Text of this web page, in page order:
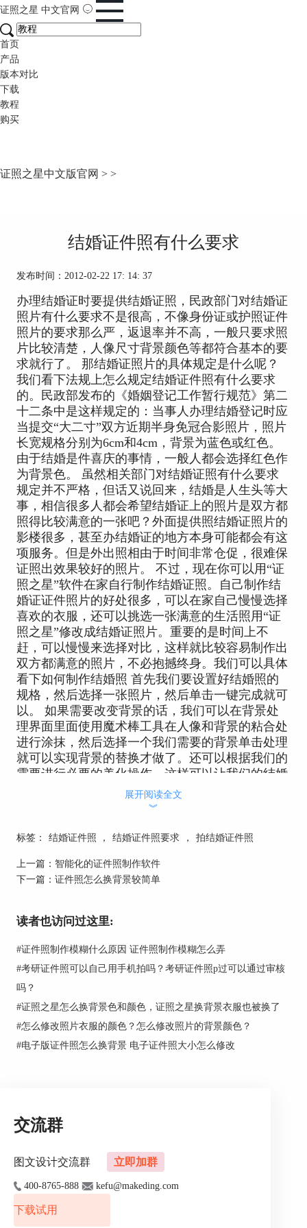
证照之星 中文官网
首页
产品
版本对比
下载
教程
购买
证照之星中文版官网 > >
结婚证件照有什么要求
发布时间：2012-02-22 17: 14: 37
办理结婚证时要提供结婚证照，民政部门对结婚证
照片有什么要求不是很高，不像身份证或护照证件
照片的要求那么严，返退率并不高，一般只要求照
片比较清楚，人像尺寸背景颜色等都符合基本的要
求就行了。 那结婚证照片的具体规定是什么呢？
我们看下法规上怎么规定结婚证件照有什么要求
的。民政部发布的《婚姻登记工作暂行规范》第二
十二条中是这样规定的：当事人办理结婚登记时应
当提交“大二寸”双方近期半身免冠合影照片，照片
长宽规格分别为6cm和4cm，背景为蓝色或红色。
由于结婚是件喜庆的事情，一般人都会选择红色作
为背景色。 虽然相关部门对结婚证照有什么要求
规定并不严格，但话又说回来，结婚是人生头等大
事，相信很多人都会希望结婚证上的照片是双方都
照得比较满意的一张吧？外面提供照结婚证照片的
影楼很多，甚至办结婚证的地方本身可能都会有这
项服务。但是外出照相由于时间非常仓促，很难保
证照出效果较好的照片。 不过，现在你可以用“证
照之星”软件在家自行制作结婚证照。自己制作结
婚证证件照片的好处很多，可以在家自己慢慢选择
喜欢的衣服，还可以挑选一张满意的生活照用“证
照之星”修改成结婚证照片。重要的是时间上不
赶，可以慢慢来选择对比，这样就比较容易制作出
双方都满意的照片，不必抱撼终身。我们可以具体
看下如何制作结婚照 首先我们要设置好结婚照的
规格，然后选择一张照片，然后单击一键完成就可
以。 如果需要改变背景的话，我们可以在背景处
理界面里面使用魔术棒工具在人像和背景的粘合处
进行涂抹，然后选择一个我们需要的背景单击处理
就可以实现背景的替换才做了。还可以根据我们的
需要进行必要的美化操作，这样可以让我们的结婚
证件照更加的动人。展开阅读全文
︾
标签： 结婚证件照 ， 结婚证件照要求 ， 拍结婚证件照
上一篇： 智能化的证件照制作软件
下一篇： 证件照怎么换背景较简单
读者也访问过这里:
#证件照制作模糊什么原因 证件照制作模糊怎么弄
#考研证件照可以自己用手机拍吗？考研证件照p过可以通过审核
吗？
#证照之星怎么换背景色和颜色，证照之星换背景衣服也被换了
#怎么修改照片衣服的颜色？怎么修改照片的背景颜色？
#电子版证件照怎么换背景 电子证件照大小怎么修改
交流群
图文设计交流群 立即加群
400-8765-888 kefu@makeding.com
下载试用